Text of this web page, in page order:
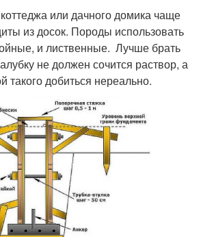
или дачного домика чаще
из досок. Породы использовать
и лиственные. Лучше брать
не должен сочится раствор, а
такого добиться нереально.